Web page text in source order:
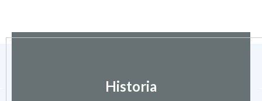
Historia